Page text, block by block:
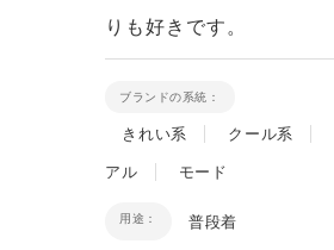
りも好きです。
ブランドの系統：
きれい系 クール系
アル モード
用途： 普段着